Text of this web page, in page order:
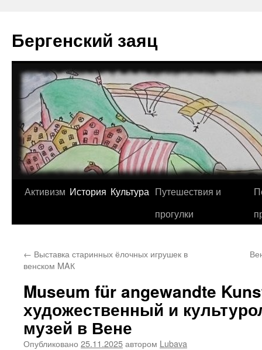
содержимому
Бергенский заяц
Активизм История Культура Путешествия и
прогулки
← Выставка старинных ёлочных игрушек в
венском MAК
Museum für angewandte
художественный и
музей в Вене
Опубликовано 25.11.2025автором Lubava